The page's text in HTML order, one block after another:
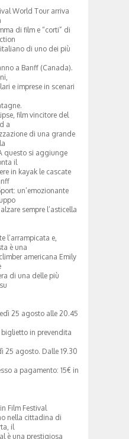
World Tour arriva
di film e “corti” di
di uno dei più
a Banff (Canada).
e imprese in scenari
film vincitore del
a
di una grande
questo si aggiunge
il
in kayak le cascate
un’emozionante
sempre l’asticella
l’arrampicata e,
è una
americana Emily
di una delle più
25 agosto alle 20.45
in prevendita
25 agosto. Dalle 19.30
a pagamento: 15€ in
Film Festival
nella cittadina di
il
è una prestigiosa